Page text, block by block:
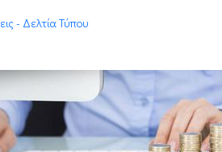
- Δελτία Τύπου